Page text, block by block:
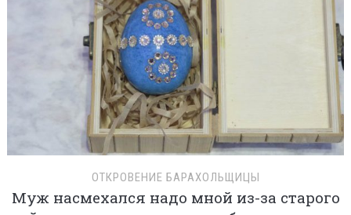
ОТКРОВЕНИЕ БАРАХОЛЬЩИЦЫ
Муж насмехался надо мной из-за старого